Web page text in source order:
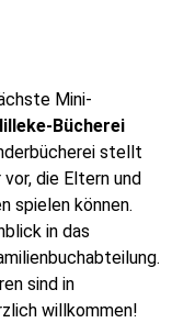
Mini-
Bücherei
stellt
die Eltern und
spielen können.
in das
sind in
willkommen!